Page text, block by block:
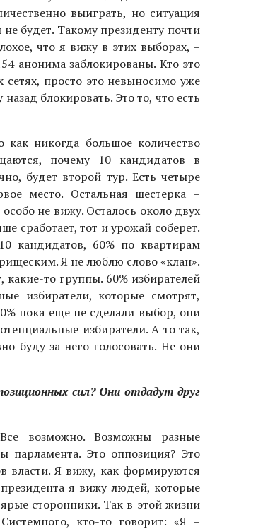
выиграть, но ситуация
будет. Такому президенту почти
что я вижу в этих выборах, –
анонима заблокированы. Кто это
сетях, просто это невыносимо уже
блокировать. Это то, что есть
никогда большое количество
почему 10 кандидатов в
будет второй тур. Есть четыре
место. Остальная шестерка –
не вижу. Осталось около двух
сработает, тот и урожай соберет.
кандидатов, 60% по квартирам
Я не люблю слово «клан».
то группы. 60% избирателей
избиратели, которые смотрят,
пока еще не сделали выбор, они
избиратели. А то так,
буду за него голосовать. Не они
сил? Они отдадут друг
возможно. Возможны разные
парламента. Это оппозиция? Это
власти. Я вижу, как формируются
я вижу людей, которые
сторонники. Так в этой жизни
кто-то говорит: «Я –